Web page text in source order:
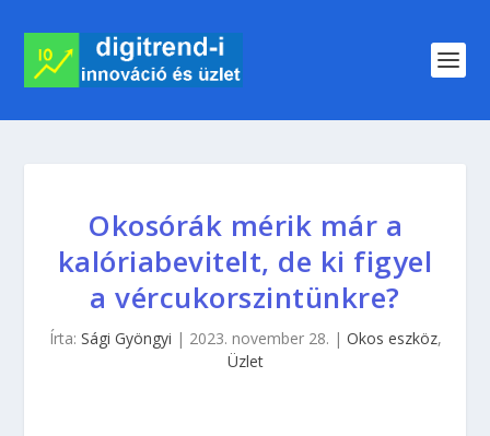
Okosórák mérik már a
kalóriabevitelt, de ki figyel
a vércukorszintünkre?
Írta: Sági Gyöngyi | 2023. november 28. | Okos eszköz,
Üzlet